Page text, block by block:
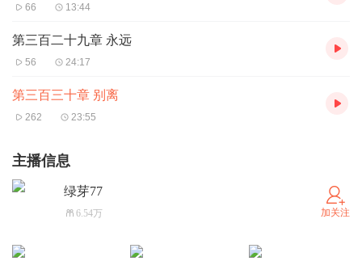
66 13:44
第三百二十九章 永远
56 24:17
第三百三十章 别离
262 23:55
主播信息
绿芽77
6.54万 加关注